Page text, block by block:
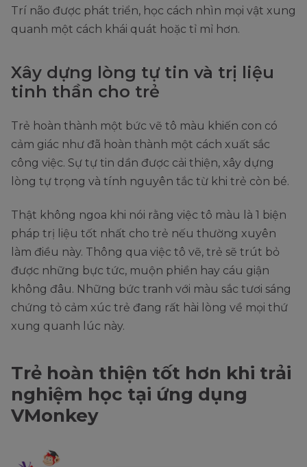
Trí não được phát triển, học cách nhìn mọi vật xung
quanh một cách khái quát hoặc tỉ mỉ hơn.
Xây dựng lòng tự tin và trị liệu
tinh thần cho trẻ
Trẻ hoàn thành một bức vẽ tô màu khiến con có
cảm giác như đã hoàn thành một cách xuất sắc
công việc. Sự tự tin dần được cải thiện, xây dựng
lòng tự trọng và tính nguyên tắc từ khi trẻ còn bé.
Thật không ngoa khi nói rằng việc tô màu là 1 biện
pháp trị liệu tốt nhất cho trẻ nếu thường xuyên
làm điều này. Thông qua việc tô vẽ, trẻ sẽ trút bỏ
được những bực tức, muộn phiền hay cáu giận
không đâu. Những bức tranh với màu sắc tươi sáng
chứng tỏ cảm xúc trẻ đang rất hài lòng về mọi thứ
xung quanh lúc này.
Trẻ hoàn thiện tốt hơn khi trải
nghiệm học tại ứng dụng
VMonkey